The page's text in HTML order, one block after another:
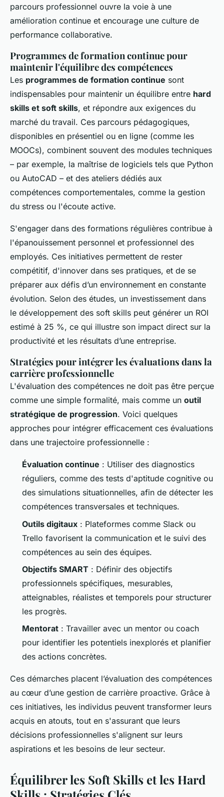
parcours professionnel ouvre la voie à une
amélioration continue et encourage une culture de
performance collaborative.
Programmes de formation continue pour
maintenir l'équilibre des compétences
Les programmes de formation continue sont
indispensables pour maintenir un équilibre entre hard
skills et soft skills, et répondre aux exigences du
marché du travail. Ces parcours pédagogiques,
disponibles en présentiel ou en ligne (comme les
MOOCs), combinent souvent des modules techniques
– par exemple, la maîtrise de logiciels tels que Python
ou AutoCAD – et des ateliers dédiés aux
compétences comportementales, comme la gestion
du stress ou l'écoute active.
S'engager dans des formations régulières contribue à
l'épanouissement personnel et professionnel des
employés. Ces initiatives permettent de rester
compétitif, d'innover dans ses pratiques, et de se
préparer aux défis d’un environnement en constante
évolution. Selon des études, un investissement dans
le développement des soft skills peut générer un ROI
estimé à 25 %, ce qui illustre son impact direct sur la
productivité et les résultats d’une entreprise.
Stratégies pour intégrer les évaluations dans la
carrière professionnelle
L'évaluation des compétences ne doit pas être perçue
comme une simple formalité, mais comme un outil
stratégique de progression. Voici quelques
approches pour intégrer efficacement ces évaluations
dans une trajectoire professionnelle :
Évaluation continue : Utiliser des diagnostics
réguliers, comme des tests d'aptitude cognitive ou
des simulations situationnelles, afin de détecter les
compétences transversales et techniques.
Outils digitaux : Plateformes comme Slack ou
Trello favorisent la communication et le suivi des
compétences au sein des équipes.
Objectifs SMART : Définir des objectifs
professionnels spécifiques, mesurables,
atteignables, réalistes et temporels pour structurer
les progrès.
Mentorat : Travailler avec un mentor ou coach
pour identifier les potentiels inexplorés et planifier
des actions concrètes.
Ces démarches placent l’évaluation des compétences
au cœur d’une gestion de carrière proactive. Grâce à
ces initiatives, les individus peuvent transformer leurs
acquis en atouts, tout en s'assurant que leurs
décisions professionnelles s'alignent sur leurs
aspirations et les besoins de leur secteur.
Équilibrer les Soft Skills et les Hard